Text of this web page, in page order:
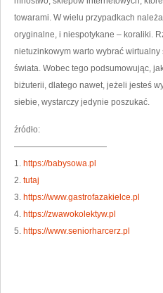
towarami. W wielu przypadkach
oryginalne, i niespotykane – koraliki.
nietuzinkowym warto wybrać
świata. Wobec tego podsumowując,
biżuterii, dlatego nawet, jeżeli jesteś
siebie, wystarczy jedynie poszukać.
źródło:
———————————
1. https://babysowa.pl
2. tutaj
3. https://www.gastrofazakielce.pl
4. https://zwawokolektyw.pl
5. https://www.seniorharcerz.pl